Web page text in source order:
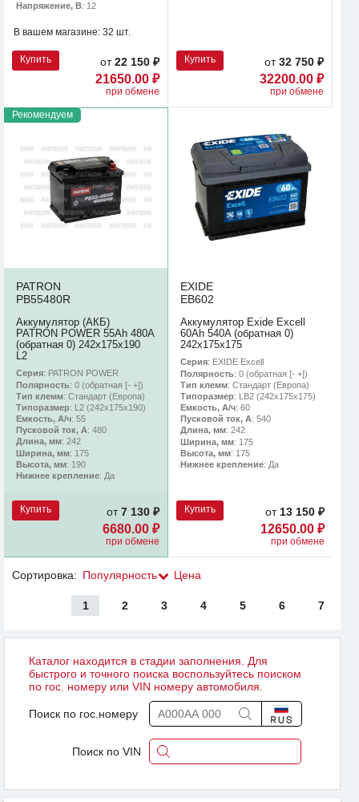
Напряжение, В: 12
В вашем магазине: 32 шт.
Купить от22 150 ₽
21650.00 ₽
при обмене
Купить от32 750 ₽
32200.00 ₽
при обмене
Рекомендуем
PATRON
PB55480R
Аккумулятор (АКБ)
PATRON POWER 55Ah 480A
(обратная 0) 242x175x190
L2
Серия: PATRON POWER
Полярность: 0 (обратная [- +])
Тип клемм: Стандарт (Европа)
Типоразмер: L2 (242х175х190)
Емкость, А/ч: 55
Пусковой ток, А: 480
Длина, мм: 242
Ширина, мм: 175
Высота, мм: 190
Нижнее крепление: Да
Купить от7 130 ₽
6680.00 ₽
при обмене
EXIDE
EB602
Аккумулятор Exide Excell
60Ah 540A (обратная 0)
242x175x175
Серия: EXIDE Excell
Полярность: 0 (обратная [- +])
Тип клемм: Стандарт (Европа)
Типоразмер: LB2 (242x175x175)
Емкость, А/ч: 60
Пусковой ток, А: 540
Длина, мм: 242
Ширина, мм: 175
Высота, мм: 175
Нижнее крепление: Да
Купить от 13 150 ₽
12650.00 ₽
при обмене
Сортировка: Популярность Цена
1 2 3 4 5 6 7
Каталог находится в стадии заполнения. Для
быстрого и точного поиска воспользуйтесь поиском
по гос. номеру или VIN номеру автомобиля.
Поиск по гос.номеру
Поиск по VIN